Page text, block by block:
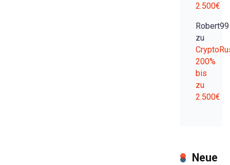
2.500€
Robert99
zu
200%
bis
zu
2.500€
Neue